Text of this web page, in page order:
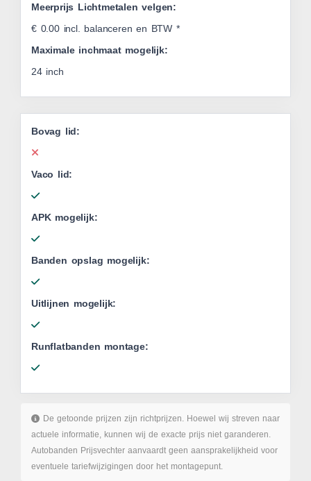
Meerprijs Lichtmetalen velgen:
€ 0.00 incl. balanceren en BTW *
Maximale inchmaat mogelijk:
24 inch
Bovag lid:
Vaco lid:
APK mogelijk:
Banden opslag mogelijk:
Uitlijnen mogelijk:
Runflatbanden montage:
De getoonde prijzen zijn richtprijzen. Hoewel wij streven naar
actuele informatie, kunnen wij de exacte prijs niet garanderen.
Autobanden Prijsvechter aanvaardt geen aansprakelijkheid voor
eventuele tariefwijzigingen door het montagepunt.